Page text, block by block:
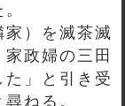
家）を滅茶滅
政婦の三田
」と引き受
ねる。